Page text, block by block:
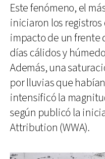
Este fenómeno, el
iniciaron los registros
impacto de un frente
días cálidos y
Además, una
por lluvias que
intensificó la
según publicó la
Attribution (WWA).